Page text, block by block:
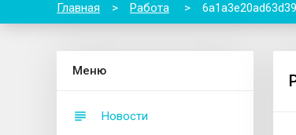
Главная > Работа >
Меню
Новости